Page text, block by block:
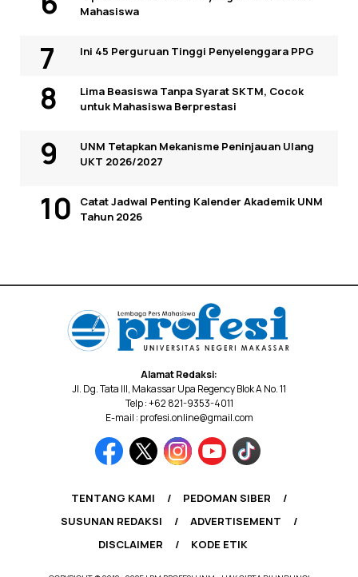
Mahasiswa
Ini 45 Perguruan Tinggi Penyelenggara PPG
Lima Beasiswa Tanpa Syarat SKTM, Cocok
untuk Mahasiswa Berprestasi
UNM Tetapkan Mekanisme Peninjauan Ulang
UKT 2026/2027
Catat Jadwal Penting Kalender Akademik UNM
Tahun 2026
Alamat Redaksi:
Jl. Dg. Tata III, Makassar Upa Regency Blok A No. 11
Telp : +62 821-9353-4011
E-mail : profesi.online@gmail.com
TENTANG KAMI
PEDOMAN SIBER
SUSUNAN REDAKSI
ADVERTISEMENT
DISCLAIMER
KODE ETIK